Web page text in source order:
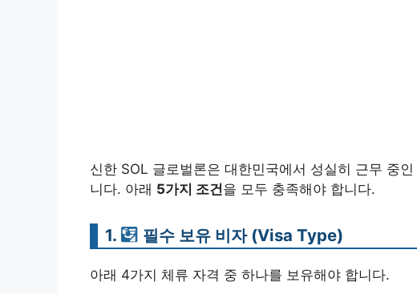
신한 SOL 글로벌론은 대한민국에서 성실히 근무 중인
니다. 아래 5가지 조건을 모두 충족해야 합니다.
1. 필수 보유 비자 (Visa Type)
아래 4가지 체류 자격 중 하나를 보유해야 합니다.